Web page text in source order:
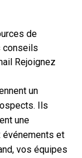
de
conseils
Rejoignez
un
Ils
une
événements et
vos équipes